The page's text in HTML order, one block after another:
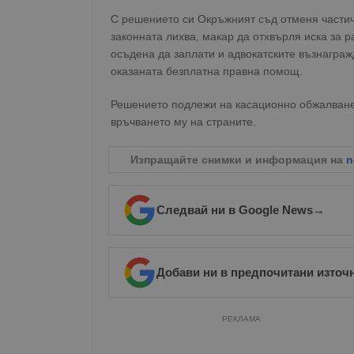
С решението си Окръжният съд отменя
законната лихва, макар да отхвърля иска за
осъдена да заплати и адвокатските
оказаната безплатна правна помощ.
Решението подлежи на касационно
връчването му на страните.
Изпращайте снимки и информация на
Следвай ни в Google News→
Добави ни в предпочитани
РЕКЛАМА
Име
__cf_bm
receive-cookie-